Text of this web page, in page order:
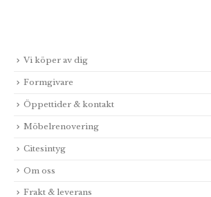
Vi köper av dig
Formgivare
Öppettider & kontakt
Möbelrenovering
Citesintyg
Om oss
Frakt & leverans